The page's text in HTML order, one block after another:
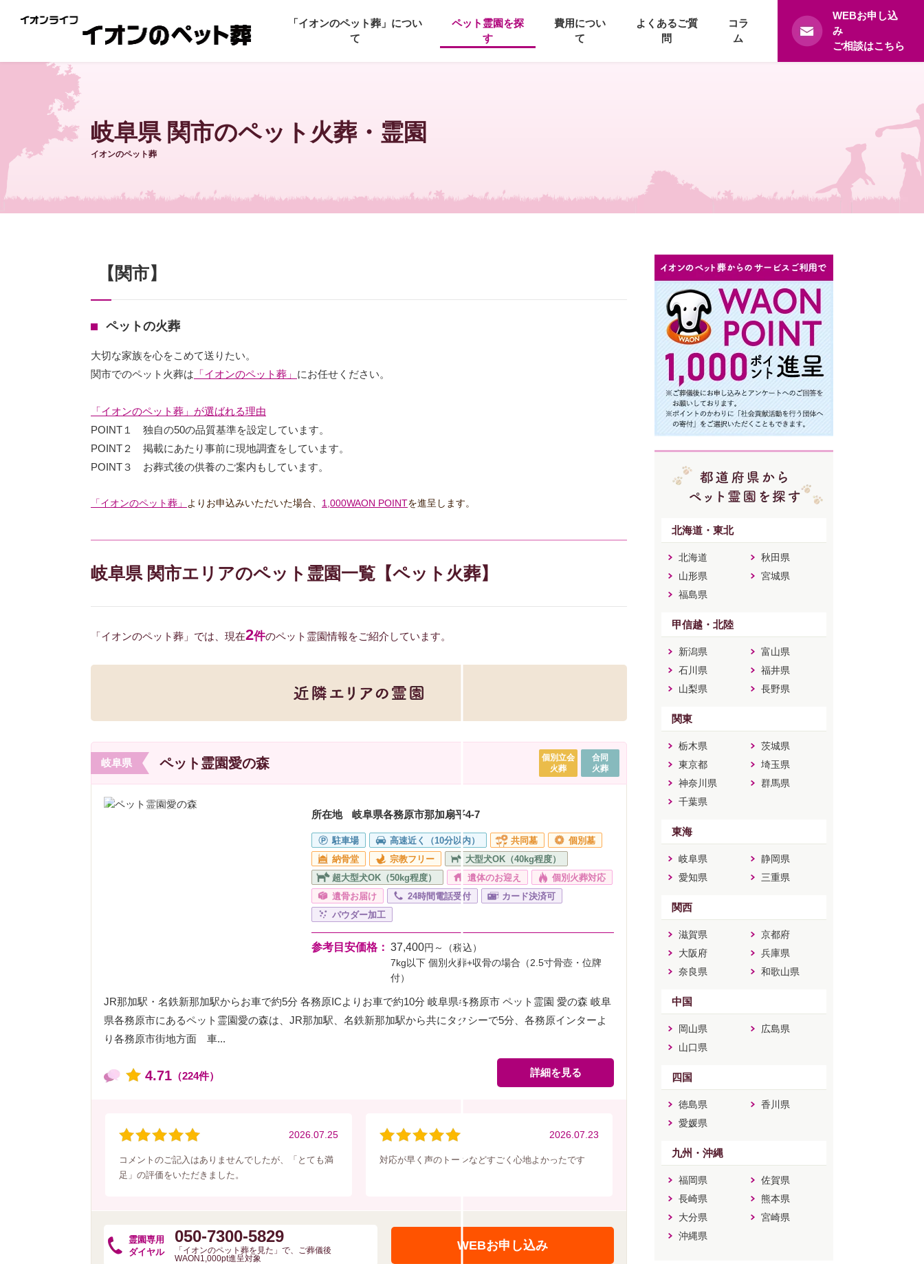
「イオンのペット葬」につい
て
ペット霊園を探
す
費用につい
て
よくあるご質
問
コラ
ム
WEBお申し込
み
ご相談はこちら
岐阜県 関市のペット火葬・霊園
イオンのペット葬
【関市】
ペットの火葬
大切な家族を心をこめて送りたい。
関市でのペット火葬は 「イオンのペット葬」 にお任せください。
「イオンのペット葬」が選ばれる理由
POINT１ 独自の50の品質基準を設定しています。
POINT２ 掲載にあたり事前に現地調査をしています。
POINT３ お葬式後の供養のご案内もしています。
「イオンのペット葬」 よりお申込みいただいた場合、 1,000WAON POINTを進呈します。
岐阜県 関市エリアのペット霊園一覧【ペット火葬】
「イオンのペット葬」では、現在2件のペット霊園情報をご紹介しています。
岐阜県 ペット霊園愛の森
個別立会
火葬
合同
火葬
所在地 岐阜県各務原市那加扇平4-7
駐車場 高速近く（10分以内） 共同墓
個別墓
納骨堂
宗教フリー
大型犬OK（40kg程度）
超大型犬OK（50kg程度）
遺体のお迎え
個別火葬対応
遺骨お届け
24時間電話受付
カード決済可
パウダー加工
参考目安価格： 37,400円～（税込）
7kg以下 個別火葬+収骨の場合（2.5寸骨壺・位牌
付）
JR那加駅・名鉄新那加駅からお車で約5分 各務原ICよりお車で約10分 岐阜県各務原市 ペット霊園 愛の森 岐阜
県各務原市にあるペット霊園愛の森は、JR那加駅、名鉄新那加駅から共にタクシーで5分、各務原インターよ
り各務原市街地方面 車...
4.71 （224件） 詳細を見る
2026.07.25
コメントのご記入はありませんでしたが、「とても満
足」の評価をいただきました。
2026.07.23
対応が早く声のトーンなどすごく心地よかったです
霊園専用
ダイヤル
050-7300-5829
「イオンのペット葬を見た」で、ご葬儀後
WAON1,000pt進呈対象
WEBお申し込み
北海道・東北
北海道
秋田県
山形県
宮城県
福島県
甲信越・北陸
新潟県
富山県
石川県
福井県
山梨県
長野県
関東
栃木県
茨城県
東京都
埼玉県
神奈川県
群馬県
千葉県
東海
岐阜県
静岡県
愛知県
三重県
関西
滋賀県
京都府
大阪府
兵庫県
奈良県
和歌山県
中国
岡山県
広島県
山口県
四国
徳島県
香川県
愛媛県
九州・沖縄
福岡県
佐賀県
長崎県
熊本県
大分県
宮崎県
沖縄県